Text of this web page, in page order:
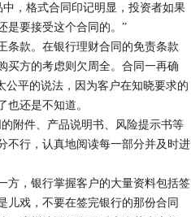
，格式合同印记明显，投资者如果
是要接受这个合同的。”
款。在银行理财合同的免责条款
买方的考虑则欠周全。合同一再确
公平的说法，因为客户在知晓要求的
还是不知道。
附件、产品说明书、风险提示书等
不行，认真地阅读每一部分并及时进
，银行掌握客户的大量资料包括签
儿戏，不要在签完银行的那份合同